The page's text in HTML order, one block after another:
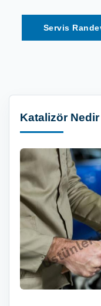
Katalizör